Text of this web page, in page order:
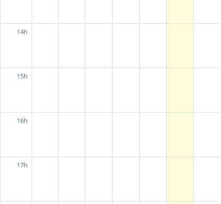
14h
15h
16h
17h